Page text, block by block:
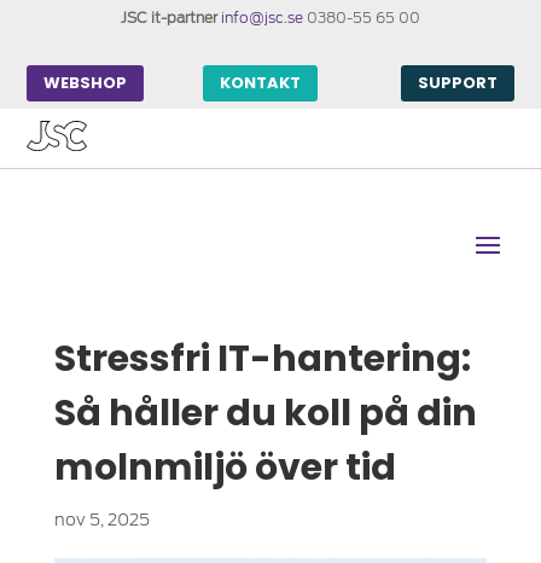
JSC it-partner info@jsc.se 0380-55 65 00
WEBSHOP KONTAKT SUPPORT
Stressfri IT-hantering:
Så håller du koll på din
molnmiljö över tid
nov 5, 2025